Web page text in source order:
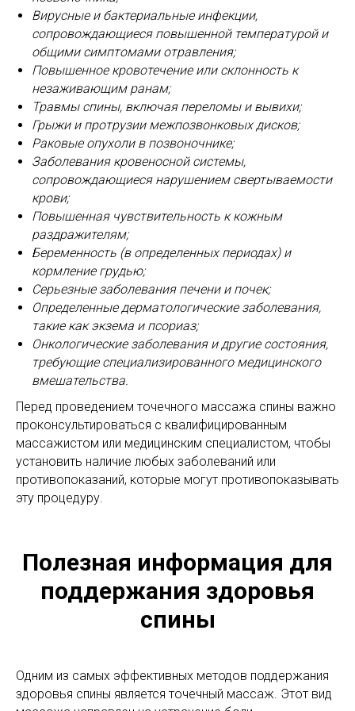
Вирусные и бактериальные инфекции,
сопровождающиеся повышенной температурой и
общими симптомами отравления;
Повышенное кровотечение или склонность к
незаживающим ранам;
Травмы спины, включая переломы и вывихи;
Грыжи и протрузии межпозвонковых дисков;
Раковые опухоли в позвоночнике;
Заболевания кровеносной системы,
сопровождающиеся нарушением свертываемости
крови;
Повышенная чувствительность к кожным
раздражителям;
Беременность (в определенных периодах) и
кормление грудью;
Серьезные заболевания печени и почек;
Определенные дерматологические заболевания,
такие как экзема и псориаз;
Онкологические заболевания и другие состояния,
требующие специализированного медицинского
вмешательства.
Перед проведением точечного массажа спины важно
проконсультироваться с квалифицированным
массажистом или медицинским специалистом, чтобы
установить наличие любых заболеваний или
противопоказаний, которые могут противопоказывать
эту процедуру.
Полезная информация для
поддержания здоровья
спины
Одним из самых эффективных методов поддержания
здоровья спины является точечный массаж. Этот вид